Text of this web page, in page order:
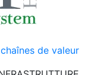
de valeur